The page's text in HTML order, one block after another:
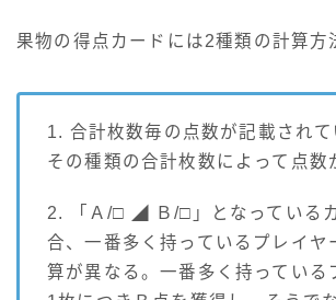
果物の得点カードには2種類の計算方
1. 合計枚数毎の点数が記載されて
その種類の合計枚数によって点数
2. 「Ａ/□ ◢ Ｂ/□」となっている
合、一番多く持っているプレイヤ
算が異なる。一番多く持っている